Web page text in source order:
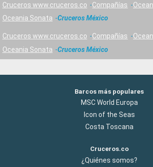
Cruceros www.cruceros.co Compañías
Oceania Sonata
Cruceros México
Cruceros www.cruceros.co Compañías
Oceania Sonata
Cruceros México
Barcos más populares
MSC World Europa
Icon of the Seas
Costa Toscana
Cruceros.co
¿Quiénes somos?